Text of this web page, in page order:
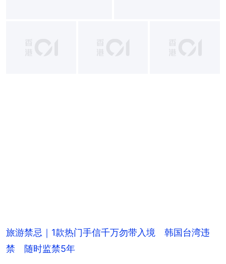
旅游禁忌｜1款热门手信千万勿带入境 韩国台湾违
禁 随时监禁5年